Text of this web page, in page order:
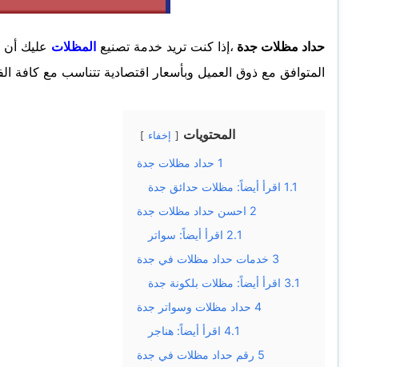
حداد مظلات جدة ،إذا كنت تريد خدمة تصنيع المظلات عليك أن
المتوافق مع ذوق العميل وبأسعار اقتصادية تتناسب مع كافة
المحتويات إخفاء
1 حداد مظلات جدة
1.1 اقرأ أيضاً: مظلات حدائق جدة
2 احسن حداد مظلات جدة
2.1 اقرأ أيضاً: سواتر
3 خدمات حداد مظلات في جدة
3.1 اقرأ أيضاً: مظلات بلكونة جدة
4 حداد مظلات وسواتر جدة
4.1 اقرأ أيضاً: هناجر
5 رقم حداد مظلات في جدة